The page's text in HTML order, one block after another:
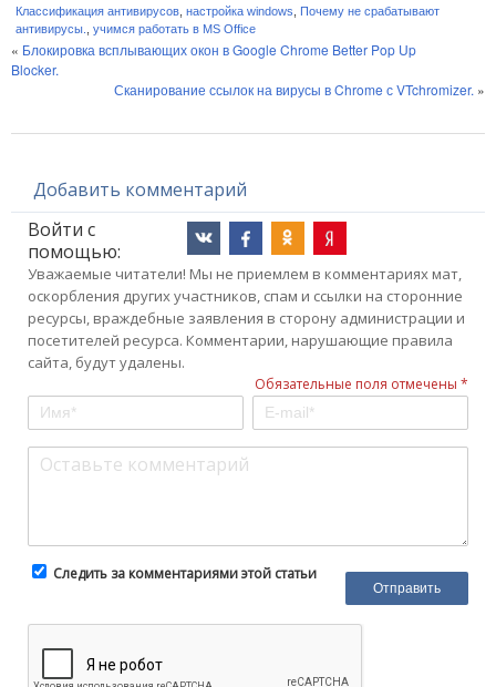
Классификация антивирусов настройка windows
Почему не срабатывают
антивирусы.
учимся работать в MS Office
« Блокировка всплывающих окон в Google Chrome Better Pop Up
Blocker.
Сканирование ссылок на вирусы в Chrome с VTchromizer. »
Добавить комментарий
Войти с
помощью:
Уважаемые читатели! Мы не приемлем в комментариях мат,
оскорбления других участников, спам и ссылки на сторонние
ресурсы, враждебные заявления в сторону администрации и
посетителей ресурса. Комментарии, нарушающие правила
сайта, будут удалены.
Обязательные поля отмечены *
Следить за комментариями этой статьи